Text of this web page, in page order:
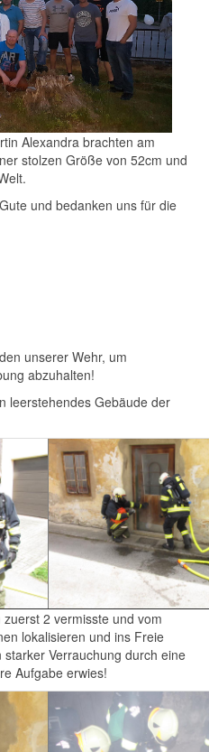
Alexandra brachten am
stolzen Größe von 52cm und
und bedanken uns für die
unserer Wehr, um
abzuhalten!
leerstehendes Gebäude der
2 vermisste und vom
lokalisieren und ins Freie
Verrauchung durch eine
Aufgabe erwies!